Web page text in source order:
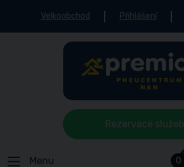
Velkoobchod Přihlášení
0
Menu
Rezervace služeb